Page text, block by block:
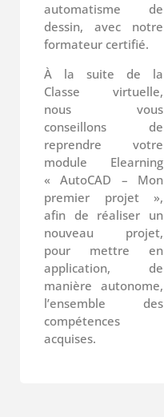
automatisme de
dessin, avec notre
formateur certifié.
À la suite de la
Classe virtuelle,
nous vous
conseillons de
reprendre votre
module Elearning
« AutoCAD – Mon
premier projet »,
afin de réaliser un
nouveau projet,
pour mettre en
application, de
manière autonome,
l’ensemble des
compétences
acquises.